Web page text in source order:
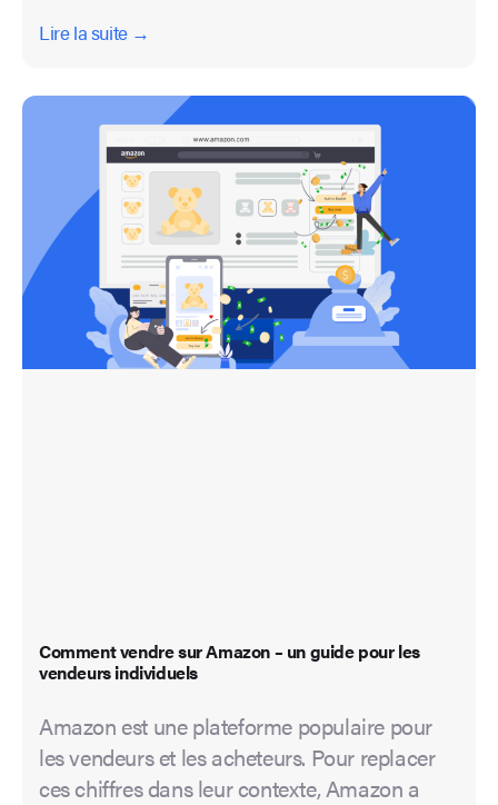
Lire la suite →
Comment vendre sur Amazon – un guide pour les
vendeurs individuels
Amazon est une plateforme populaire pour
les vendeurs et les acheteurs. Pour replacer
ces chiffres dans leur contexte, Amazon a